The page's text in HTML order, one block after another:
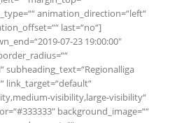
animation_direction=“left“
last=“no“]
07-23 19:00:00″
subheading_text=“Regionalliga
link_target=“default“
visibility,large-visibility“
background_image=““